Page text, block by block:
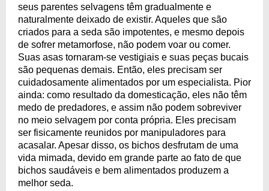
seus parentes selvagens têm gradualmente e
naturalmente deixado de existir. Aqueles que são
criados para a seda são impotentes, e mesmo depois
de sofrer metamorfose, não podem voar ou comer.
Suas asas tornaram-se vestigiais e suas peças bucais
são pequenas demais. Então, eles precisam ser
cuidadosamente alimentados por um especialista. Pior
ainda: como resultado da domesticação, eles não têm
medo de predadores, e assim não podem sobreviver
no meio selvagem por conta própria. Eles precisam
ser fisicamente reunidos por manipuladores para
acasalar. Apesar disso, os bichos desfrutam de uma
vida mimada, devido em grande parte ao fato de que
bichos saudáveis e bem alimentados produzem a
melhor seda.